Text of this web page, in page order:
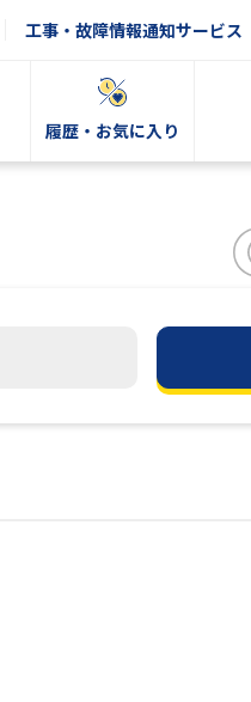
工事・故障情報通知サービス
履歴・お気に入り